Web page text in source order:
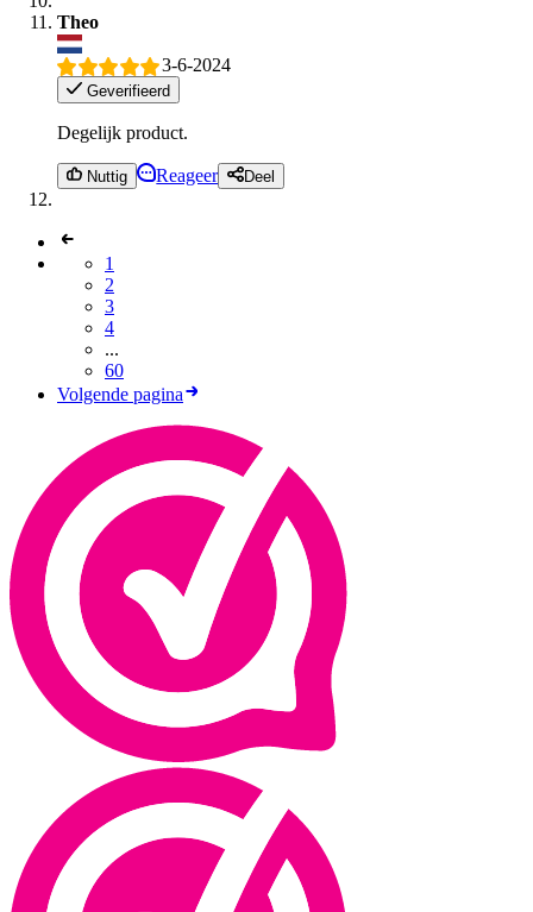
Theo
3-6-2024
Geverifieerd
Degelijk product.
Nuttig Reageer Deel
1
2
3
4
...
60
Volgende pagina